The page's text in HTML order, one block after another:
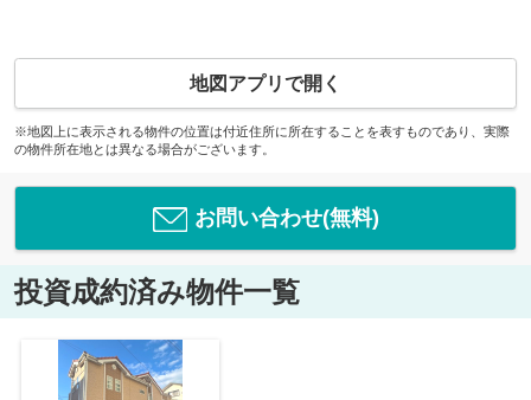
地図アプリで開く
※地図上に表示される物件の位置は付近住所に所在することを表すものであり、実際
の物件所在地とは異なる場合がございます。
お問い合わせ(無料)
投資成約済み物件一覧